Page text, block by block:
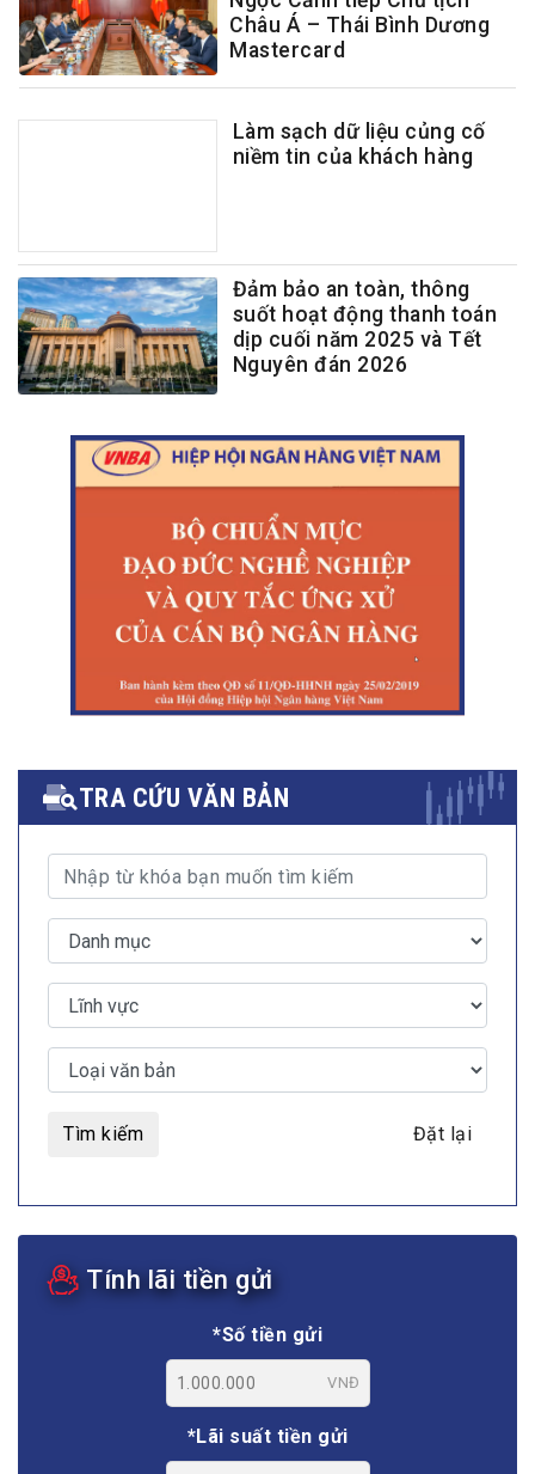
Châu Á – Thái Bình Dương
Mastercard
Làm sạch dữ liệu củng cố
niềm tin của khách hàng
Đảm bảo an toàn, thông
suốt hoạt động thanh toán
dịp cuối năm 2025 và Tết
Nguyên đán 2026
TRA CỨU VĂN BẢN
Tìm kiếm Đặt lại
Tính lãi tiền gửi
*Số tiền gửi
VNĐ
*Lãi suất tiền gửi